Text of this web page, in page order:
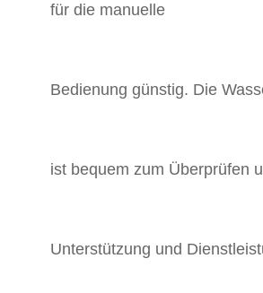
für die manuelle
Bedienung günstig. Die
ist bequem zum Überprüfen
Unterstützung und